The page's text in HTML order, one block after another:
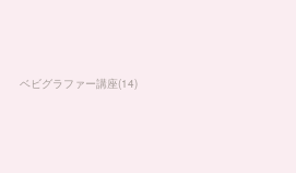
ベビグラファー講座(14)